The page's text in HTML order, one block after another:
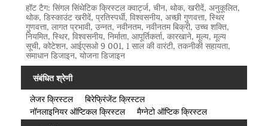
हॉट टैग: सिंगल सिंथेटिक क्रिस्टल क्वार्ट्ज, चीन, थोक, खरीदें, अनुकूलित,
थोक, डिस्काउंट खरीदें, प्रतिस्पर्धी, विश्वसनीय, अच्छी गुणवत्ता, स्थिर
गुणवत्ता, लागत प्रभावी, उन्नत, नवीनतम, नवीनतम बिक्री, उच्च शक्ति,
नियमित, स्थिर, विश्वसनीय, निर्माता, आपूर्तिकर्ता, कारखाने, मूल्य, मूल्य
सूची, कोटेशन, आईएसओ 9 001, 1 साल की वारंटी, तकनीकी सहायता,
समाधान डिजाइन, योजना डिजाइन
संबंधित श्रेणी
लेजर क्रिस्टल
बिरेफ्रिंजेंट क्रिस्टल
नॉनलाइनियर ऑप्टिकल क्रिस्टल
मैग्नेटो ऑप्टिक क्रिस्टल